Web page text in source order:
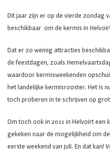
Dit jaar zijn er op de vierde zondag
beschikbaar om de kermis in
Dat er zo weinig attracties
de feestdagen, zoals
waardoor kermisweekenden
het landelijke kermisrooster. Het is
toch proberen in te schrijven op
Om toch ook in 2011 in Helvoirt een
gekeken naar de mogelijkheid om
eerste weekend van juli. En dat kan!